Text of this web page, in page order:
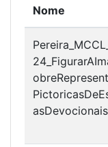
Nome
asDevocionais